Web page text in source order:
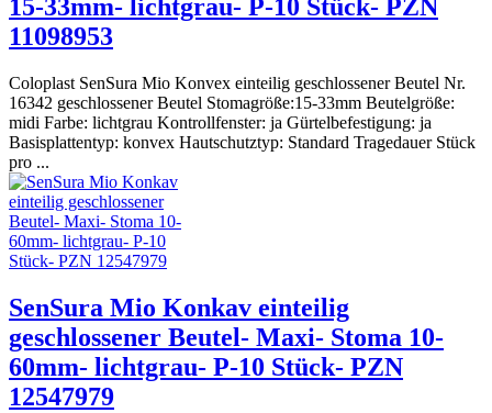
15-33mm- lichtgrau- P-10 Stück- PZN
11098953
Coloplast SenSura Mio Konvex einteilig geschlossener Beutel Nr.
16342 geschlossener Beutel Stomagröße:15-33mm Beutelgröße:
midi Farbe: lichtgrau Kontrollfenster: ja Gürtelbefestigung: ja
Basisplattentyp: konvex Hautschutztyp: Standard Tragedauer Stück
pro ...
SenSura Mio Konkav einteilig
geschlossener Beutel- Maxi- Stoma 10-
60mm- lichtgrau- P-10 Stück- PZN
12547979